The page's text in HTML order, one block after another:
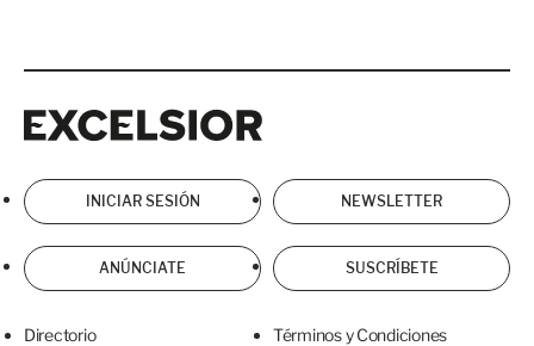
INICIAR SESIÓN NEWSLETTER
ANÚNCIATE SUSCRÍBETE
Directorio Términos y Condiciones